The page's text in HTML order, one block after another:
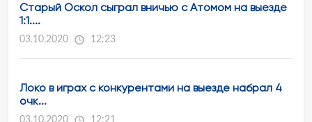
Старый Оскол сыграл вничью с Атомом на выезде
1:1....
03.10.2020 12:23
Локо в играх с конкурентами на выезде набрал 4
очк...
03.10.2020 12:21